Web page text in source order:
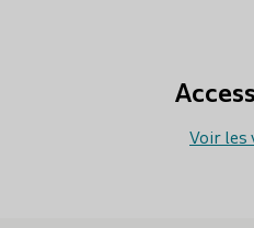
Voir les